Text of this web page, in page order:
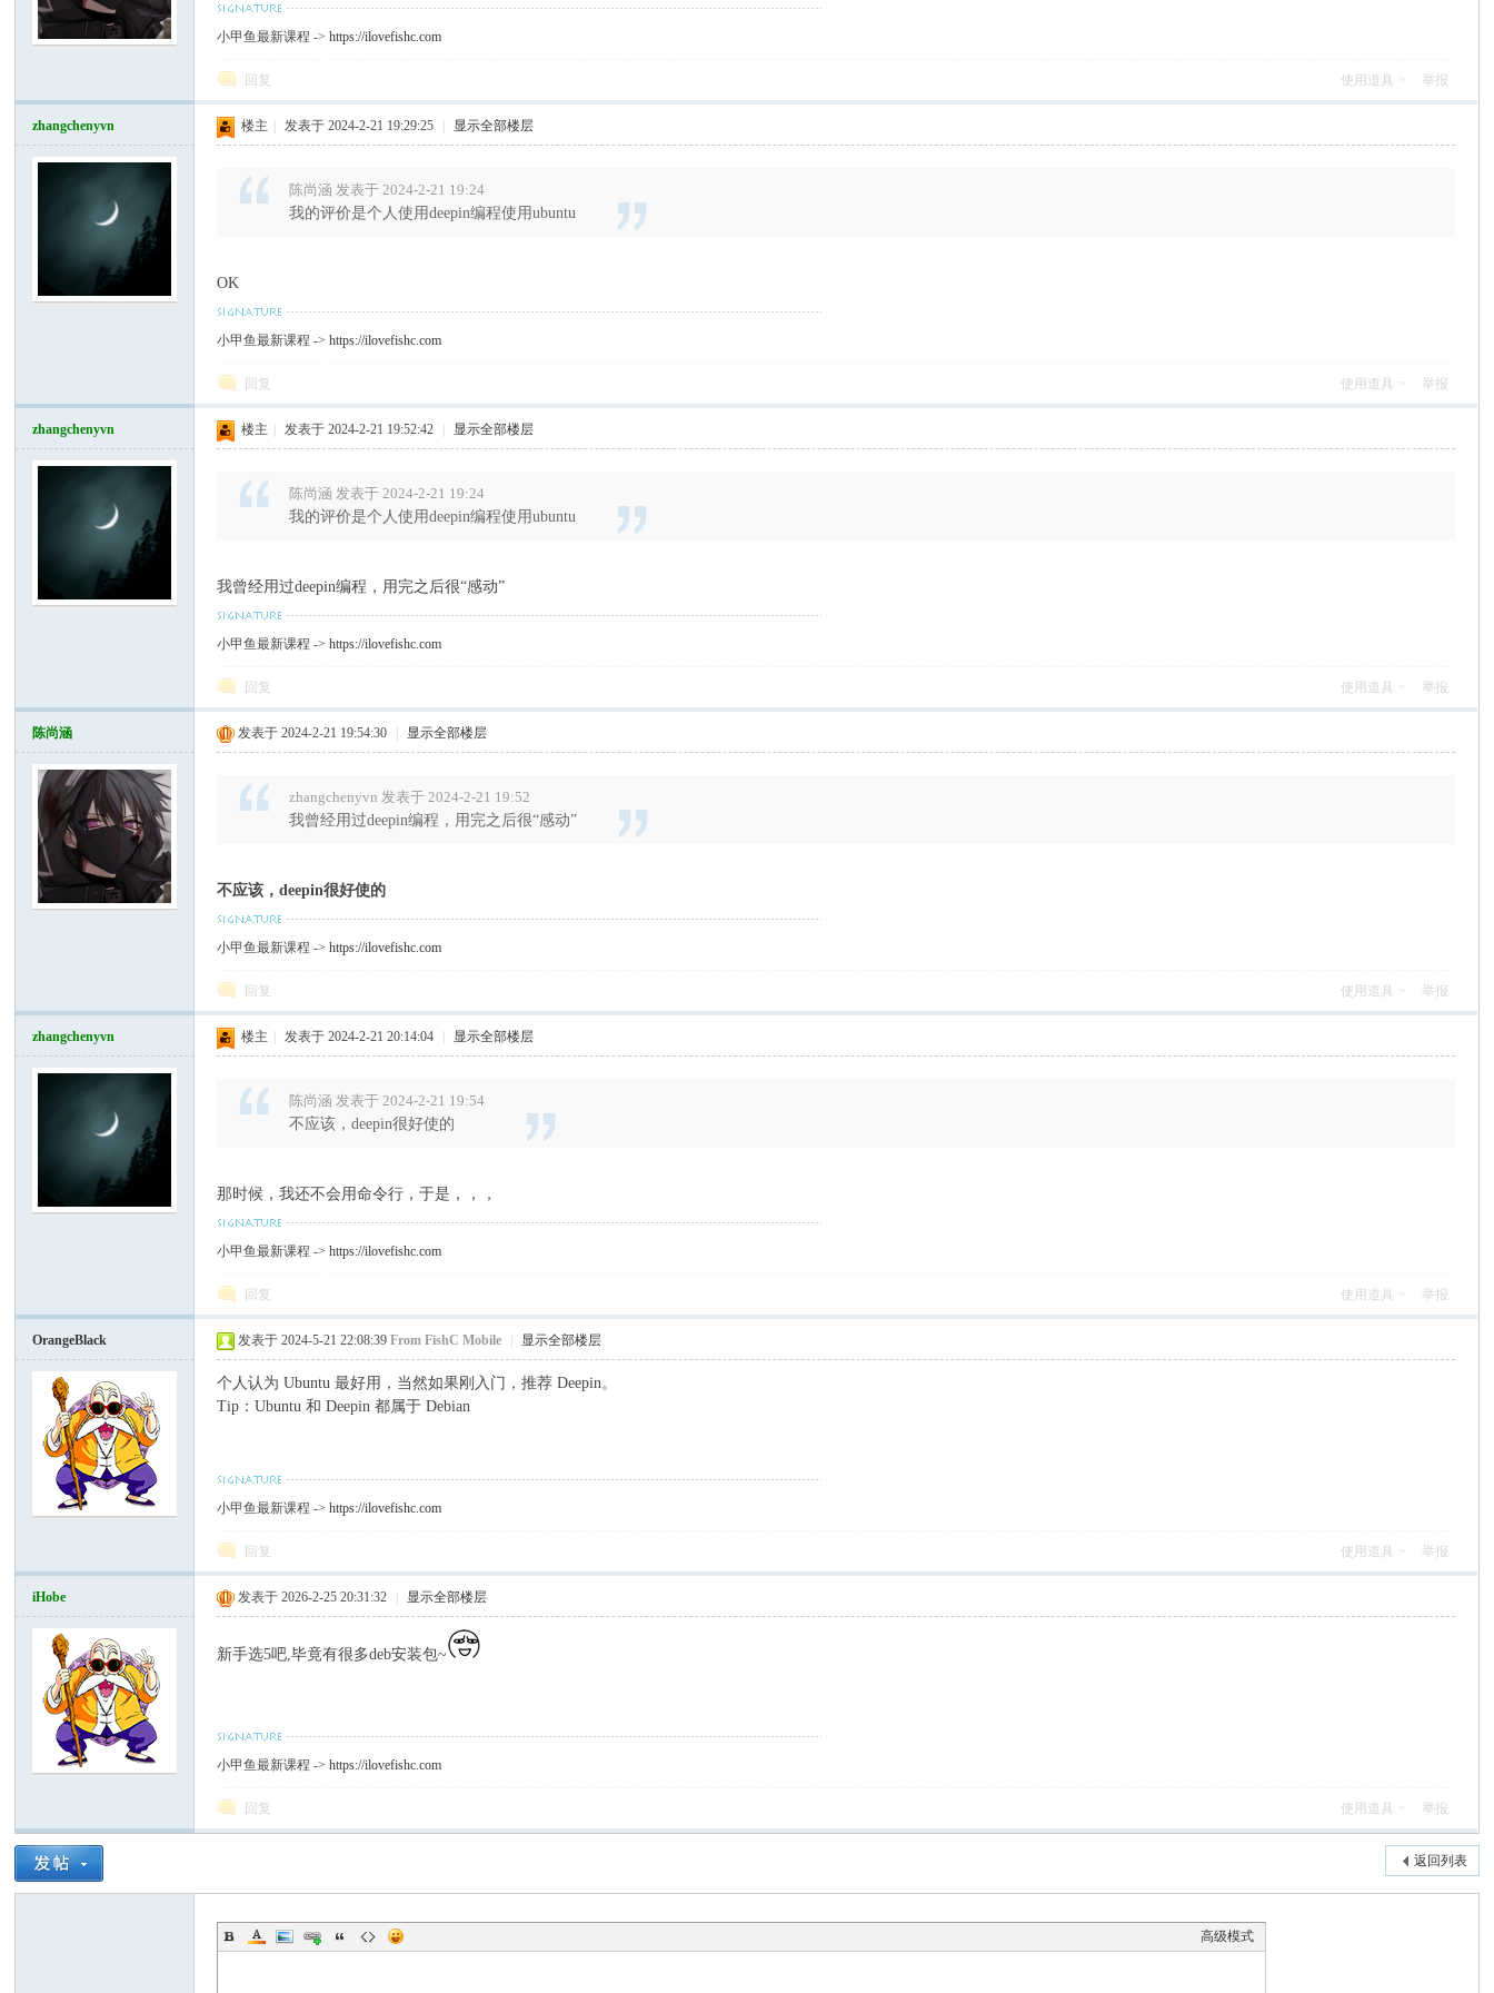
小甲鱼最新课程 ->https://ilovefishc.com
回复 使用道具 举报
zhangchenyvn 楼主 发表于 2024-2-21 19:29:25 显示全部楼层
陈尚涵 发表于 2024-2-21 19:24
我的评价是个人使用deepin编程使用ubuntu
OK
小甲鱼最新课程 ->https://ilovefishc.com
回复 使用道具 举报
zhangchenyvn 楼主 发表于 2024-2-21 19:52:42 显示全部楼层
陈尚涵 发表于 2024-2-21 19:24
我的评价是个人使用deepin编程使用ubuntu
我曾经用过deepin编程，用完之后很“感动”
小甲鱼最新课程 ->https://ilovefishc.com
回复 使用道具 举报
陈尚涵 发表于 2024-2-21 19:54:30 显示全部楼层
zhangchenyvn 发表于 2024-2-21 19:52
我曾经用过deepin编程，用完之后很“感动”
不应该，deepin很好使的
小甲鱼最新课程 ->https://ilovefishc.com
回复 使用道具 举报
zhangchenyvn 楼主 发表于 2024-2-21 20:14:04 显示全部楼层
陈尚涵 发表于 2024-2-21 19:54
不应该，deepin很好使的
那时候，我还不会用命令行，于是，，，
小甲鱼最新课程 ->https://ilovefishc.com
回复 使用道具 举报
OrangeBlack 发表于 2024-5-21 22:08:39 From FishC Mobile 显示全部楼层
个人认为 Ubuntu 最好用，当然如果刚入门，推荐 Deepin。
Tip：Ubuntu 和 Deepin 都属于 Debian
小甲鱼最新课程 ->https://ilovefishc.com
回复 使用道具 举报
iHobe 发表于 2026-2-25 20:31:32 显示全部楼层
新手选5吧,毕竟有很多deb安装包~
小甲鱼最新课程 ->https://ilovefishc.com
回复 使用道具 举报
返回列表
高级模式